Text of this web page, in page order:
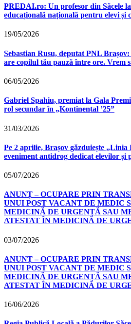
PREDAI.ro: Un profesor din Săcele
educațională națională pentru elevi și
19/05/2026
Sebastian Rusu, deputat PNL
are copilul tău pauză între ore. Vrem
06/05/2026
Gabriel Spahiu, premiat la Gala
rol secundar în „Kontinental ’25”
31/03/2026
Pe 2 aprilie, Brașov găzduiește „Linia
eveniment antidrog dedicat elevilor și
05/07/2026
ANUNȚ – OCUPARE PRIN
UNUI POST VACANT DE MEDIC
MEDICINĂ DE URGENȚĂ SAU
ATESTAT ÎN MEDICINĂ DE
03/07/2026
ANUNȚ – OCUPARE PRIN
UNUI POST VACANT DE MEDIC
MEDICINĂ DE URGENȚĂ SAU
ATESTAT ÎN MEDICINĂ DE
16/06/2026